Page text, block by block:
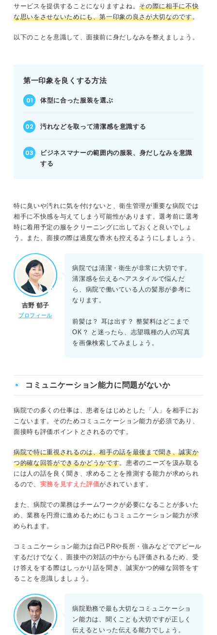
サービスを提供することになりますよね。その際に相手に不快
な思いをさせないためにも、第一印象の良さが大切なのです。
以下のことを意識して、面接前に身だしなみを整えましょう。
第一印象を良くする方法
体型に合った服装を選ぶ
汚れなどを取って清潔感を意識する
ビジネスマナーの範囲内の服装、身だしなみを意識
する
特に臭いや汚れに気を付けないと、衛生管理が重要な病院では
相手に不快感を与えてしまう可能性があります。選考前に選考
時に着用予定の服をクリーニングに出しておくと良いでしょ
う。また、面接の際は過度な香水も控えるようにしましょう。
吉野 郁子
プロフィール
病院では清潔・衛生が非常に大切です。
清潔感を伝えるヘアスタイルで悩んだ
ら、病院で働いている人の髪形が参考に
なります。
前髪は？ 耳は出す？ 整髪料はどこまで
OK？ と迷ったら、志望職種の人の写真
を画像検索してみましょう。
コミュニケーション能力に問題がないか
病院での多くの仕事は、患者をはじめとした「人」を相手にお
こないます。そのためコミュニケーション能力が必須であり、
面接時も評価ポイントとされるのです。
病院で特に重視されるのは、相手の話を最後まで聞き、誠実か
つ的確な回答ができるかどうかです。患者のニーズを汲み取る
には人の話を良く聞き、求めることを推測する能力が求められ
るので、 実務を見すえた評価がされています。
また、病院での業務はチームワークが必要になることが多いた
め、業務を円滑に進めるためにもコミュニケーション能力が求
められます。
コミュニケーション能力は自己PRや長所・強みなどでアピール
するだけでなく、面接中の対話の中からも評価されるため、受
け答えをする際はしっかり話を聞き、誠実かつ的確な回答をす
ることを意識しましょう。
病院勤務で最も大切なコミュニケーショ
ン能力は、聞くことも大切ですが正しく
伝えるといった伝える能力でしょう。